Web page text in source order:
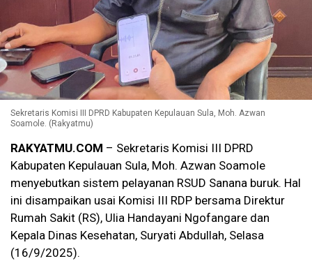
Sekretaris Komisi III DPRD Kabupaten Kepulauan Sula, Moh. Azwan
Soamole. (Rakyatmu)
RAKYATMU.COM – Sekretaris Komisi III DPRD
Kabupaten Kepulauan Sula, Moh. Azwan Soamole
menyebutkan sistem pelayanan RSUD Sanana buruk. Hal
ini disampaikan usai Komisi III RDP bersama Direktur
Rumah Sakit (RS), Ulia Handayani Ngofangare dan
Kepala Dinas Kesehatan, Suryati Abdullah, Selasa
(16/9/2025).